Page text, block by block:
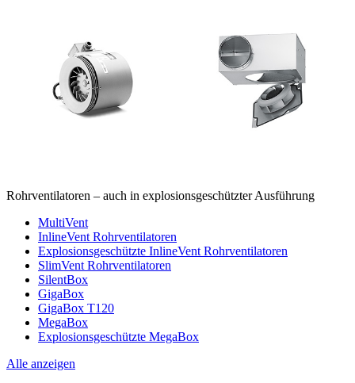
Rohrventilatoren – auch in explosionsgeschützter Ausführung
MultiVent
InlineVent Rohrventilatoren
Explosionsgeschützte InlineVent Rohrventilatoren
SlimVent Rohrventilatoren
SilentBox
GigaBox
GigaBox T120
MegaBox
Explosionsgeschützte MegaBox
Alle anzeigen